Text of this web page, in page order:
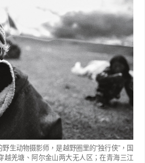
生动物摄影师，是越野圈里的“独行侠”，国
越羌塘、 阿尔金山两大无人区；在青海三江